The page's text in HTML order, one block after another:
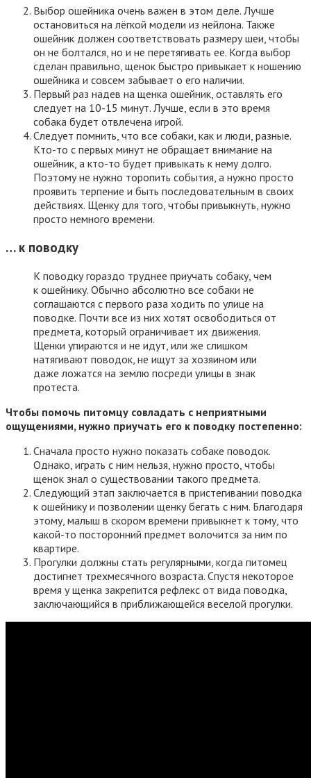
Выбор ошейника очень важен в этом деле. Лучше
остановиться на лёгкой модели из нейлона. Также
ошейник должен соответствовать размеру шеи, чтобы
он не болтался, но и не перетягивать ее. Когда выбор
сделан правильно, щенок быстро привыкает к ношению
ошейника и совсем забывает о его наличии.
Первый раз надев на щенка ошейник, оставлять его
следует на 10-15 минут. Лучше, если в это время
собака будет отвлечена игрой.
Следует помнить, что все собаки, как и люди, разные.
Кто-то с первых минут не обращает внимание на
ошейник, а кто-то будет привыкать к нему долго.
Поэтому не нужно торопить события, а нужно просто
проявить терпение и быть последовательным в своих
действиях. Щенку для того, чтобы привыкнуть, нужно
просто немного времени.
… к поводку
К поводку гораздо труднее приучать собаку, чем
к ошейнику. Обычно абсолютно все собаки не
соглашаются с первого раза ходить по улице на
поводке. Почти все из них хотят освободиться от
предмета, который ограничивает их движения.
Щенки упираются и не идут, или же слишком
натягивают поводок, не ищут за хозяином или
даже ложатся на землю посреди улицы в знак
протеста.
Чтобы помочь питомцу совладать с неприятными
ощущениями, нужно приучать его к поводку постепенно:
Сначала просто нужно показать собаке поводок.
Однако, играть с ним нельзя, нужно просто, чтобы
щенок знал о существовании такого предмета.
Следующий этап заключается в пристегивании поводка
к ошейнику и позволении щенку бегать с ним. Благодаря
этому, малыш в скором времени привыкнет к тому, что
какой-то посторонний предмет волочится за ним по
квартире.
Прогулки должны стать регулярными, когда питомец
достигнет трехмесячного возраста. Спустя некоторое
время у щенка закрепится рефлекс от вида поводка,
заключающийся в приближающейся веселой прогулки.